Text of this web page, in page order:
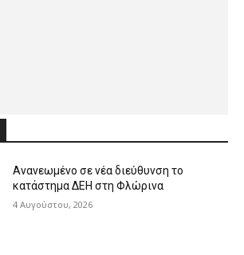
Ανανεωμένο σε νέα διεύθυνση το
κατάστημα ΔΕΗ στη Φλώρινα
4 Αυγούστου, 2026